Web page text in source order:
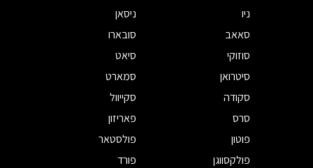
ניו
ניסאן
סאאב
סובארו
סוזוקי
סיאט
סיטרואן
סמארט
סקודה
סקייוול
סרס
פאריזון
פוטון
פולסטאר
פולקסווגן
פורד